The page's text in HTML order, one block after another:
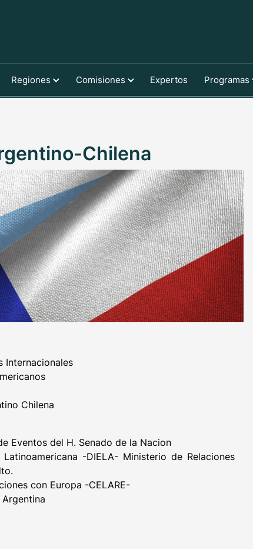
Regiones Comisiones Expertos Programas
Chilena
Internacionales
Chilena
Eventos del H. Senado de la Nacion
-DIELA- Ministerio de Relaciones
con Europa -CELARE-